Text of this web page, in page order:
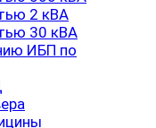
2 кВА
30 кВА
ИБП по